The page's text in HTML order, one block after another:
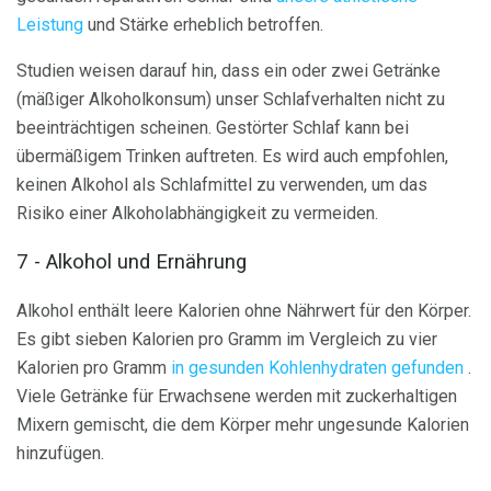
Leistung und Stärke erheblich betroffen.
Studien weisen darauf hin, dass ein oder zwei Getränke
(mäßiger Alkoholkonsum) unser Schlafverhalten nicht zu
beeinträchtigen scheinen. Gestörter Schlaf kann bei
übermäßigem Trinken auftreten. Es wird auch empfohlen,
keinen Alkohol als Schlafmittel zu verwenden, um das
Risiko einer Alkoholabhängigkeit zu vermeiden.
7 - Alkohol und Ernährung
Alkohol enthält leere Kalorien ohne Nährwert für den Körper.
Es gibt sieben Kalorien pro Gramm im Vergleich zu vier
Kalorien pro Gramm in gesunden Kohlenhydraten gefunden .
Viele Getränke für Erwachsene werden mit zuckerhaltigen
Mixern gemischt, die dem Körper mehr ungesunde Kalorien
hinzufügen.